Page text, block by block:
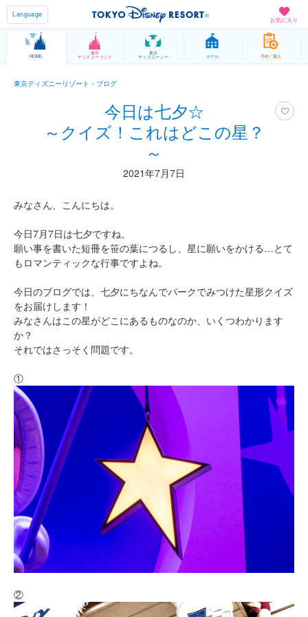
お気に入り
Language
HOME
東京
ディズニーランド
東京
ディズニーシー ホテル 予約 / 購入
東京ディズニーリゾート・ブログ
今日は七夕☆
～クイズ！これはどこの星？
～
2021年7月7日
みなさん、こんにちは。
今日7月7日は七夕ですね。
願い事を書いた短冊を笹の葉につるし、星に願いをかける…とて
もロマンティックな行事ですよね。
今日のブログでは、七夕にちなんでパークでみつけた星形クイズ
をお届けします！
みなさんはこの星がどこにあるものなのか、いくつわかります
か？
それではさっそく問題です。
①
②